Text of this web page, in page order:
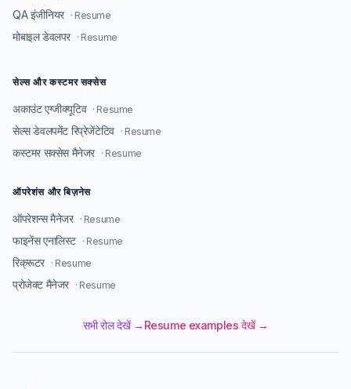
QA इंजीनियर · Resume
मोबाइल डेवलपर · Resume
सेल्स और कस्टमर सक्सेस
अकाउंट एग्जीक्यूटिव · Resume
सेल्स डेवलपमेंट रिप्रेजेंटेटिव · Resume
कस्टमर सक्सेस मैनेजर · Resume
ऑपरेशंस और बिज़नेस
ऑपरेशन्स मैनेजर · Resume
फाइनेंस एनालिस्ट · Resume
रिक्रूटर · Resume
प्रोजेक्ट मैनेजर · Resume
सभी रोल देखें → Resume examples देखें →